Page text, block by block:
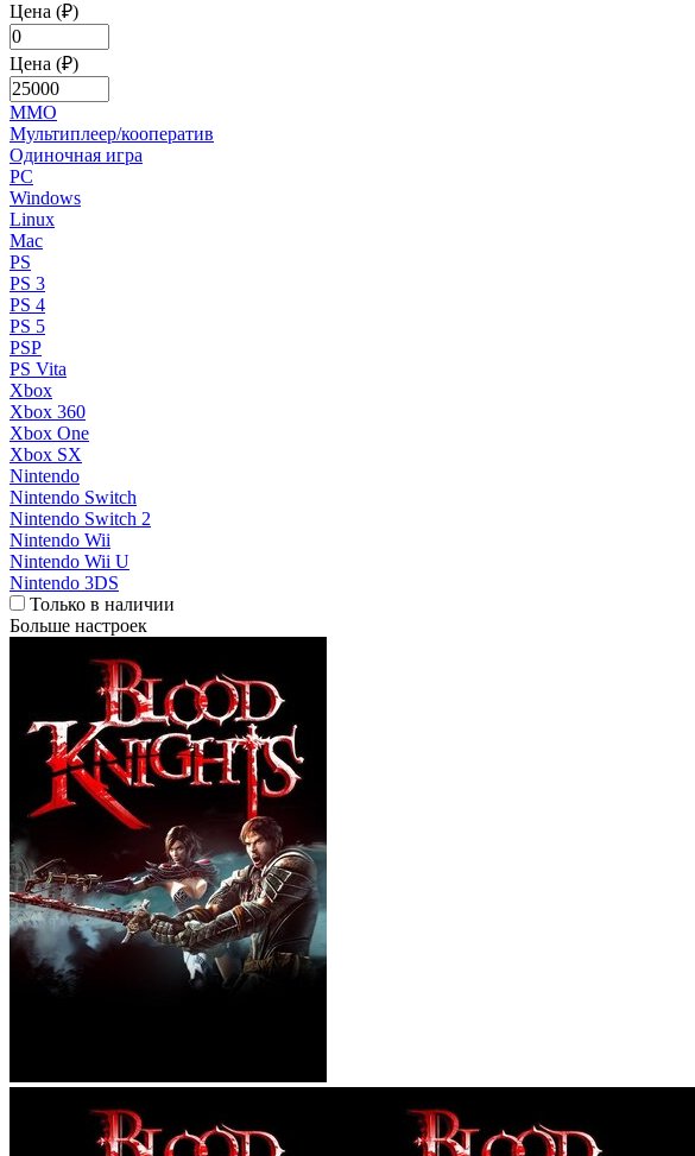
Цена (₽)
Цена (₽)
MMO
Мультиплеер/кооператив
Одиночная игра
PC
Windows
Linux
Mac
PS
PS 3
PS 4
PS 5
PSP
PS Vita
Xbox
Xbox 360
Xbox One
Xbox SX
Nintendo
Nintendo Switch
Nintendo Switch 2
Nintendo Wii
Nintendo Wii U
Nintendo 3DS
Только в наличии
Больше настроек